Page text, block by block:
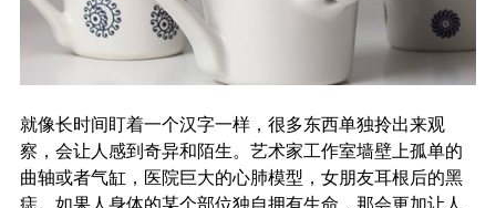
就像长时间盯着一个汉字一样，很多东西单独拎出来观
察，会让人感到奇异和陌生。艺术家工作室墙壁上孤单的
曲轴或者气缸，医院巨大的心肺模型，女朋友耳根后的黑